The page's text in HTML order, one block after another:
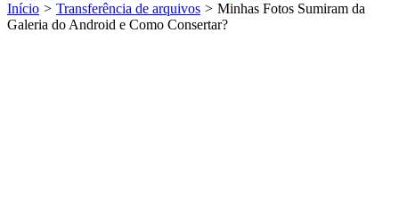
Início > Transferência de arquivos > Minhas Fotos Sumiram da
Galeria do Android e Como Consertar?